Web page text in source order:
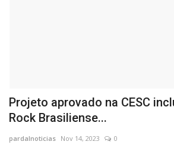
Projeto aprovado na CESC
Rock Brasiliense...
pardalnoticias Nov 14, 2023 0